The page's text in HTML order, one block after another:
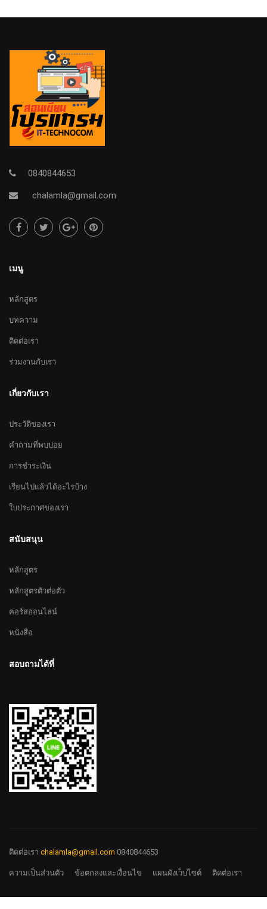
0840844653
chalamla@gmail.com
เมนู
หลักสูตร
บทความ
ติดต่อเรา
ร่วมงานกับเรา
เกี่ยวกับเรา
ประวัติของเรา
คำถามที่พบบ่อย
การชำระเงิน
เรียนไปแล้วได้อะไรบ้าง
ใบประกาศของเรา
สนับสนุน
หลักสูตร
หลักสูตรตัวต่อตัว
คอร์สออนไลน์
หนังสือ
สอบถามได้ที่
ติดต่อเรา chalamla@gmail.com 0840844653
ความเป็นส่วนตัว ข้อตกลงและเงื่อนไข แผนผังเว็บไซต์ ติดต่อเรา